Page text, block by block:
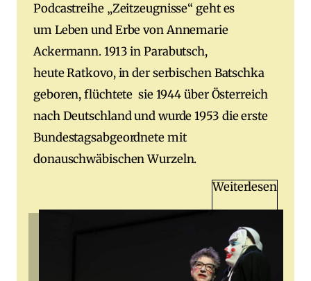
Podcastreihe „Zeitzeugnisse“ geht es
um Leben und Erbe von Annemarie
Ackermann. 1913 in Parabutsch,
heute Ratkovo, in der serbischen Batschka
geboren, flüchtete sie 1944 über Österreich
nach Deutschland und wurde 1953 die erste
Bundestagsabgeordnete mit
donauschwäbischen Wurzeln.
Weiterlesen